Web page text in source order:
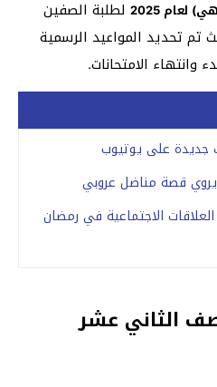
لعام 2025
لطلبة الصفين
تم تحديد المواعيد الرسمية
وانتهاء الامتحانات.
جديدة على يوتيوب
قصة مناضل عروبي
الاجتماعية في رمضان
الثاني عشر